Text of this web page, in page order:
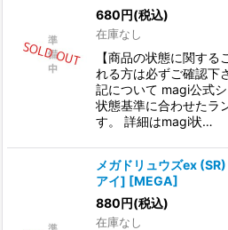
680円(税込)
在庫なし
【商品の状態に関す
れる方は必ずご確認下
記について magi公式
状態基準に合わせたラ
す。 詳細はmagi状…
メガドリュウズex
アイ] [MEGA]
880円(税込)
在庫なし